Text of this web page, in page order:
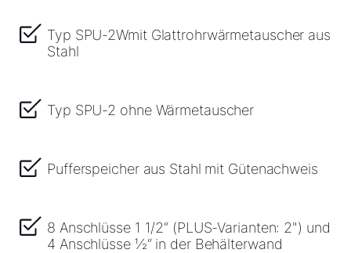
Typ SPU-2Wmit Glattrohrwärmetauscher aus
Stahl
Typ SPU-2 ohne Wärmetauscher
Pufferspeicher aus Stahl mit Gütenachweis
8 Anschlüsse 1 1/2“ (PLUS-Varianten: 2") und
4 Anschlüsse ½“ in der Behälterwand
Wie können wir helfen?
Tools